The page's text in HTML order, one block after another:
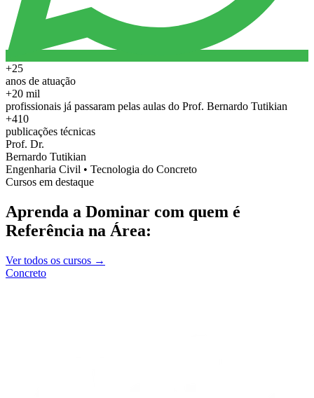
+25
anos de atuação
+20 mil
profissionais já passaram pelas aulas do Prof. Bernardo Tutikian
+410
publicações técnicas
Prof. Dr.
Bernardo Tutikian
Engenharia Civil • Tecnologia do Concreto
Cursos em destaque
Aprenda a Dominar com quem é
Referência na Área:
Ver todos os cursos →
Concreto